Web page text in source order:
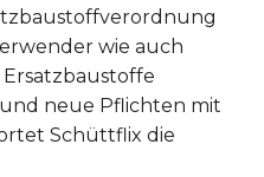
wie auch
neue Pflichten mit
Schüttflix die